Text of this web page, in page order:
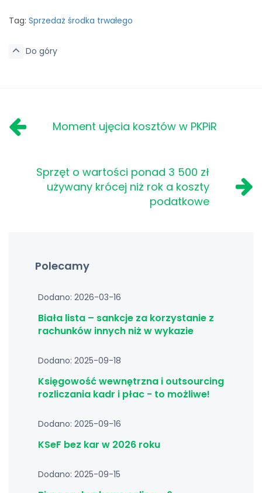
Tag: Sprzedaż środka trwałego
Do góry
Moment ujęcia kosztów w PKPiR
Sprzęt o wartości ponad 3 500 zł
używany krócej niż rok a koszty
podatkowe
Polecamy
Dodano: 2026-03-16
Biała lista – sankcje za korzystanie z
rachunków innych niż w wykazie
Dodano: 2025-09-18
Księgowość wewnętrzna i outsourcing
rozliczania kadr i płac - to możliwe!
Dodano: 2025-09-16
KSeF bez kar w 2026 roku
Dodano: 2025-09-15